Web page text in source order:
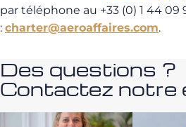
par téléphone au +33 (0) 1 44 09
: charter@aeroaffaires.com.
Des questions ?
Contactez notre